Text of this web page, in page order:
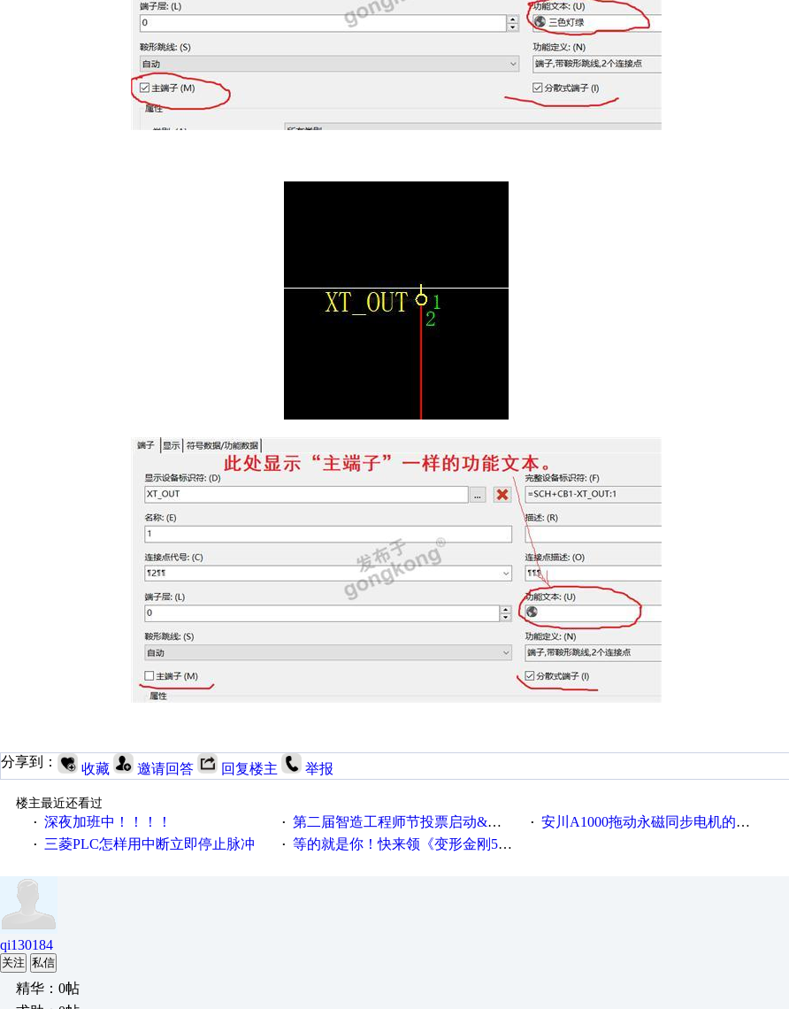
分享到： 收藏 邀请回答 回复楼主 举报
楼主最近还看过
· 深夜加班中！！！！ · 第二届智造工程师节投票启动&周周有礼！ · 安川A1000拖动永磁同步电机的系列参数
· 三菱PLC怎样用中断立即停止脉冲 · 等的就是你！快来领《变形金刚5》观影券
qi130184
关注 私信
精华：0帖